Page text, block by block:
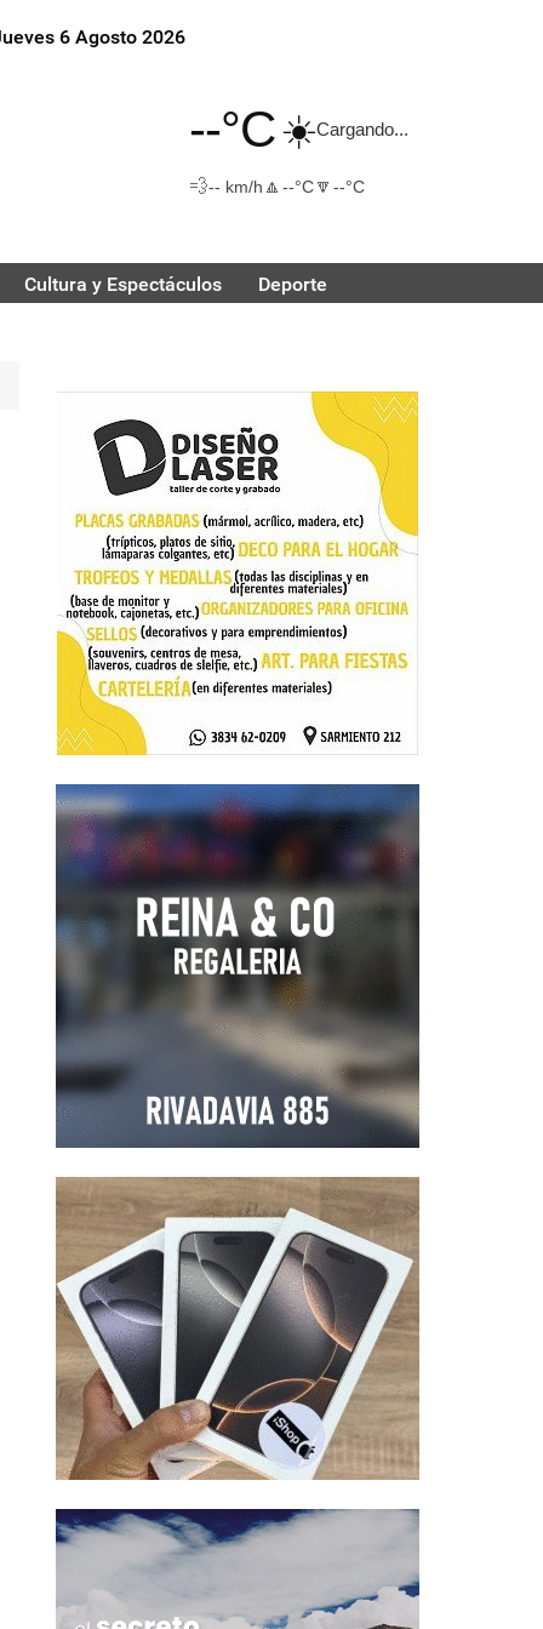
6 Agosto 2026
--°C☀️Cargando...
💨-- km/h 🔼 --°C🔽 --°C
Cultura y Espectáculos Deporte